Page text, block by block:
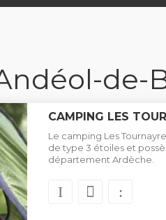
de-
CAMPING LES
Le camping Les
de type 3 étoiles et
département Ardèche.